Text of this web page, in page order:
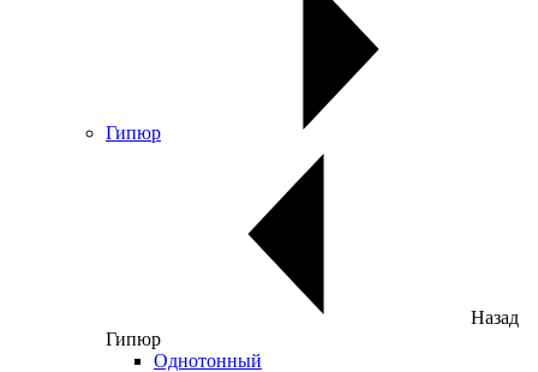
Гипюр
Назад
Гипюр
Однотонный